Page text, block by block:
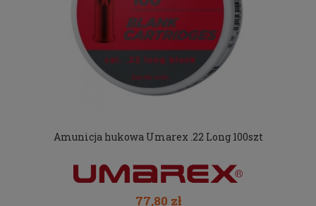
Amunicja hukowa Umarex .22 Long 100szt
77,80 zł